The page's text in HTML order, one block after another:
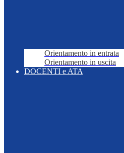
Orientamento in entrata
Orientamento in uscita
DOCENTI e ATA